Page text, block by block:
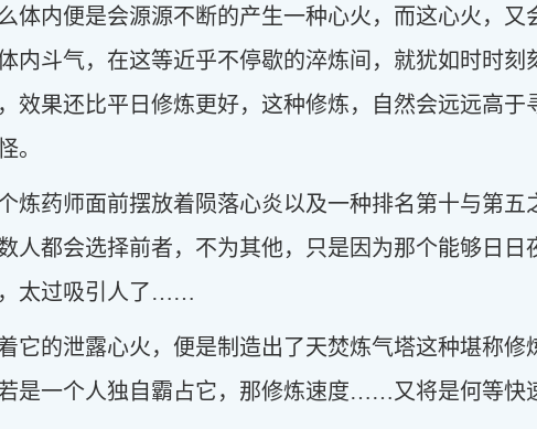
体内便是会源源不断的产生一种心火，而这心火，又
内斗气，在这等近乎不停歇的淬炼间，就犹如时时刻
效果还比平日修炼更好，这种修炼，自然会远远高于
。
炼药师面前摆放着陨落心炎以及一种排名第十与第五
人都会选择前者，不为其他，只是因为那个能够日日
太过吸引人了……
它的泄露心火，便是制造出了天焚炼气塔这种堪称修
是一个人独自霸占它，那修炼速度……又将是何等快